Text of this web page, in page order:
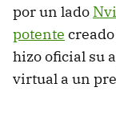
por un lado
potente
hizo oficial su
virtual a un